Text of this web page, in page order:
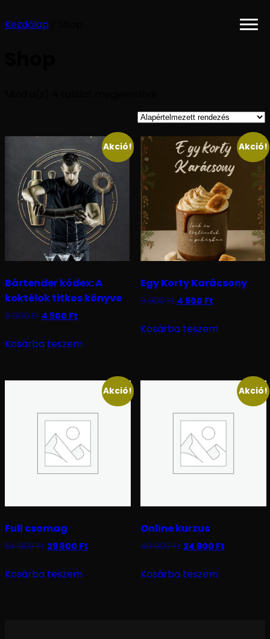
Kezdőlap
Akció!
Bártender kódex: A
koktélok titkos könyve
9 900Ft 4 900 Ft
Kosárba teszem
Akció!
Egy Korty Karácsony
9 900Ft 4 900 Ft
Kosárba teszem
Akció!
Full csomag
54 900Ft 29 800 Ft
Kosárba teszem
Akció!
Online kurzus
49 900Ft 24 900 Ft
Kosárba teszem